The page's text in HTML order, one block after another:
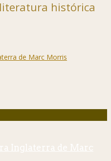
histórica
Inglaterra de Marc